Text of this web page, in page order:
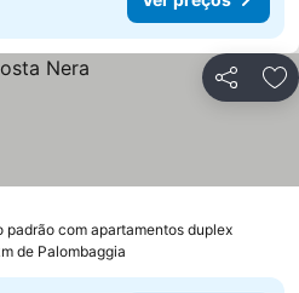
Partilhar
padrão com apartamentos duplexVer
de Palombaggia